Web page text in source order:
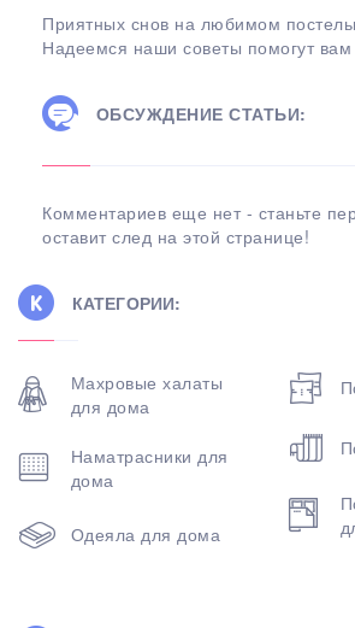
Приятных снов на любимом
Надеемся наши советы помогут вам
ОБСУЖДЕНИЕ СТАТЬИ:
Комментариев еще нет - станьте
оставит след на этой странице!
КАТЕГОРИИ:
Махровые халаты
для дома
Наматрасники для
дома
Одеяла для дома